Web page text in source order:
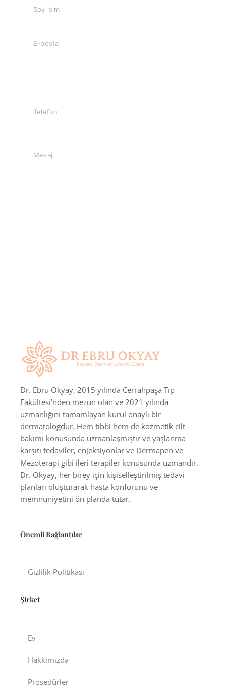
Dr. Ebru Okyay, 2015 yılında Cerrahpaşa Tıp
Fakültesi'nden mezun olan ve 2021 yılında
uzmanlığını tamamlayan kurul onaylı bir
dermatologdur. Hem tıbbi hem de kozmetik cilt
bakımı konusunda uzmanlaşmıştır ve yaşlanma
karşıtı tedaviler, enjeksiyonlar ve Dermapen ve
Mezoterapi gibi ileri terapiler konusunda uzmandır.
Dr. Okyay, her birey için kişiselleştirilmiş tedavi
planları oluşturarak hasta konforunu ve
memnuniyetini ön planda tutar.
Önemli Bağlantılar
Gizlilik Politikası
Şirket
Ev
Hakkımızda
Prosedürler